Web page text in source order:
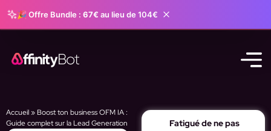
🎉 Offre Bundle : 67€ au lieu de 104€
Accueil» Boost ton business OFM IA :
Guide complet sur la Lead Generation
Fatigué de ne pas